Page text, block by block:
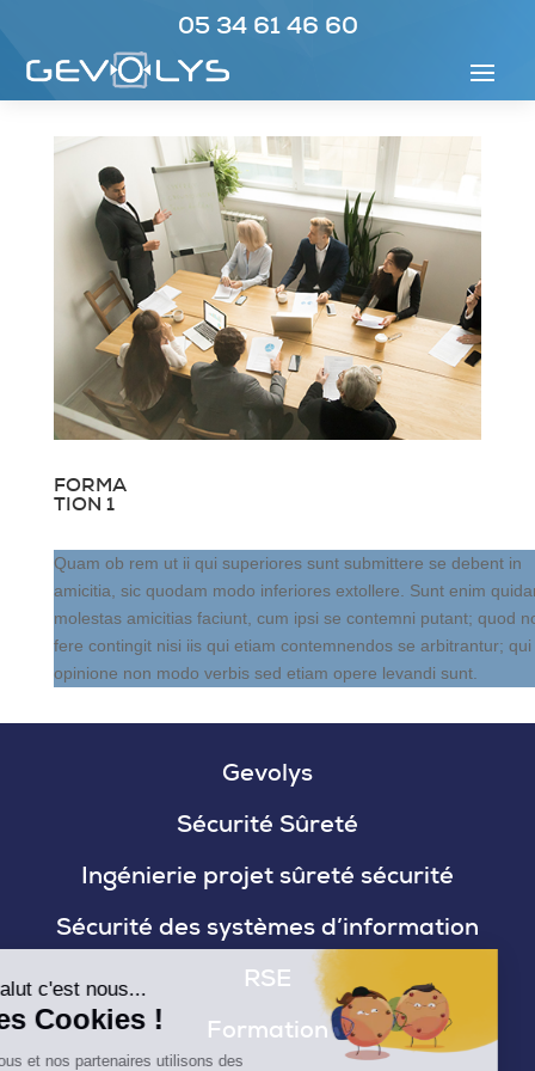
05 34 61 46 60
FORMA
TION 1
Quam ob rem ut ii qui superiores sunt submittere se debent in
amicitia, sic quodam modo inferiores extollere. Sunt enim
molestas amicitias faciunt, cum ipsi se contemni putant; quod
fere contingit nisi iis qui etiam contemnendos se arbitrantur; qui
opinione non modo verbis sed etiam opere levandi sunt.
Gevolys
Sécurité Sûreté
Ingénierie projet sûreté sécurité
Sécurité des systèmes d’information
RSE
Formation
Salut c'est nous...
les Cookies !
Nous et nos partenaires utilisons des